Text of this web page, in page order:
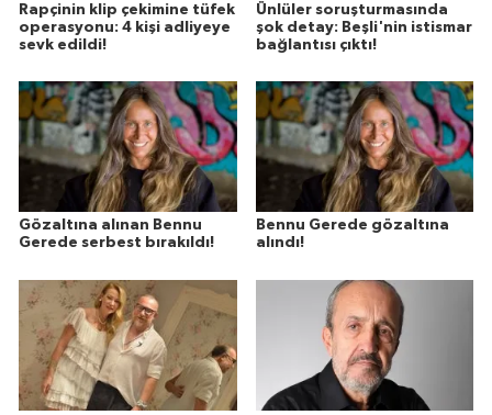
Rapçinin klip çekimine tüfek
operasyonu: 4 kişi adliyeye
sevk edildi!
Ünlüler soruşturmasında
şok detay: Beşli'nin istismar
bağlantısı çıktı!
Gözaltına alınan Bennu
Gerede serbest bırakıldı!
Bennu Gerede gözaltına
alındı!